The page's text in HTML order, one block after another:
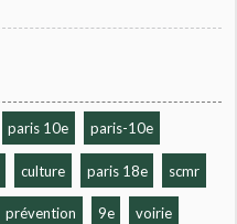
paris 10e paris-10e
culture paris 18e scmr
prévention 9e voirie